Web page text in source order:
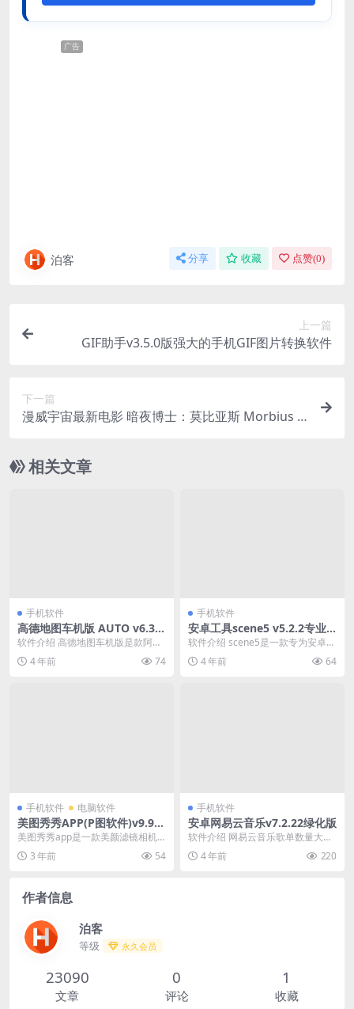
广告
泊客 分享 收藏 点赞(0)
上一篇
GIF助手v3.5.0版强大的手机GIF图片转换软件
下一篇
漫威宇宙最新电影 暗夜博士：莫比亚斯 Morbius (2
相关文章
手机软件
高德地图车机版 AUTO v6.3.
0.600522 正式版
软件介绍 高德地图车机版是款阿里
巴巴高德地图APP,导航专业数据精
准,提供全国地...
4 年前 74
手机软件
安卓工具scene5 v5.2.2专业
版
软件介绍 scene5是一款专为安卓打
造的辅助工具，在这里可以进行各
种玩机测试，...
4 年前 64
手机软件 电脑软件
美图秀秀APP(P图软件)v9.9.
2.0 去广告破解版
美图秀秀app是一款美颜滤镜相机
及图片美化软件的拍照神器,美图秀
秀安卓版是在线P...
3 年前 54
手机软件
安卓网易云音乐v7.2.22绿化版
软件介绍 网易云音乐歌单数量大、
种类全、品质高，百万CD音质歌
曲，320K超高品...
4 年前 220
作者信息
泊客
等级 永久会员
23090
文章
0
评论
1
收藏